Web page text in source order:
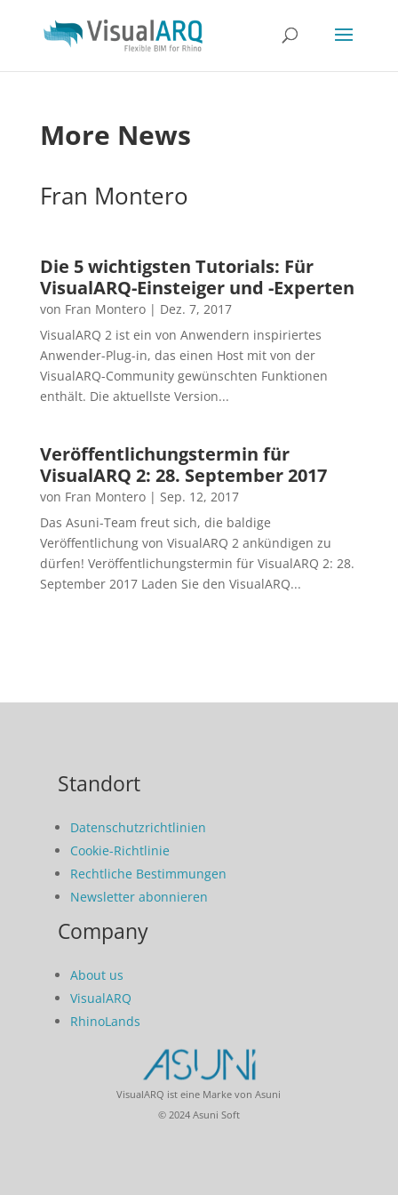
More News
Fran Montero
Die 5 wichtigsten Tutorials: Für
VisualARQ-Einsteiger und -Experten
von Fran Montero| Dez. 7, 2017
VisualARQ 2 ist ein von Anwendern inspiriertes
Anwender-Plug-in, das einen Host mit von der
VisualARQ-Community gewünschten Funktionen
enthält. Die aktuellste Version...
Veröffentlichungstermin für
VisualARQ 2: 28. September 2017
von Fran Montero| Sep. 12, 2017
Das Asuni-Team freut sich, die baldige
Veröffentlichung von VisualARQ 2 ankündigen zu
dürfen! Veröffentlichungstermin für VisualARQ 2: 28.
September 2017 Laden Sie den VisualARQ...
Standort
Datenschutzrichtlinien
Cookie-Richtlinie
Rechtliche Bestimmungen
Newsletter abonnieren
Company
About us
VisualARQ
RhinoLands
VisualARQ ist eine Marke von Asuni
© 2024 Asuni Soft